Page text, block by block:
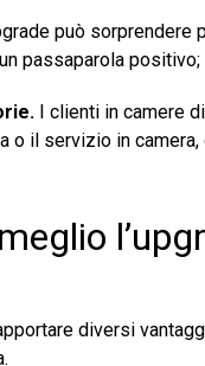
può sorprendere
passaparola positivo;
I clienti in camere
o il servizio in camera,
diversi